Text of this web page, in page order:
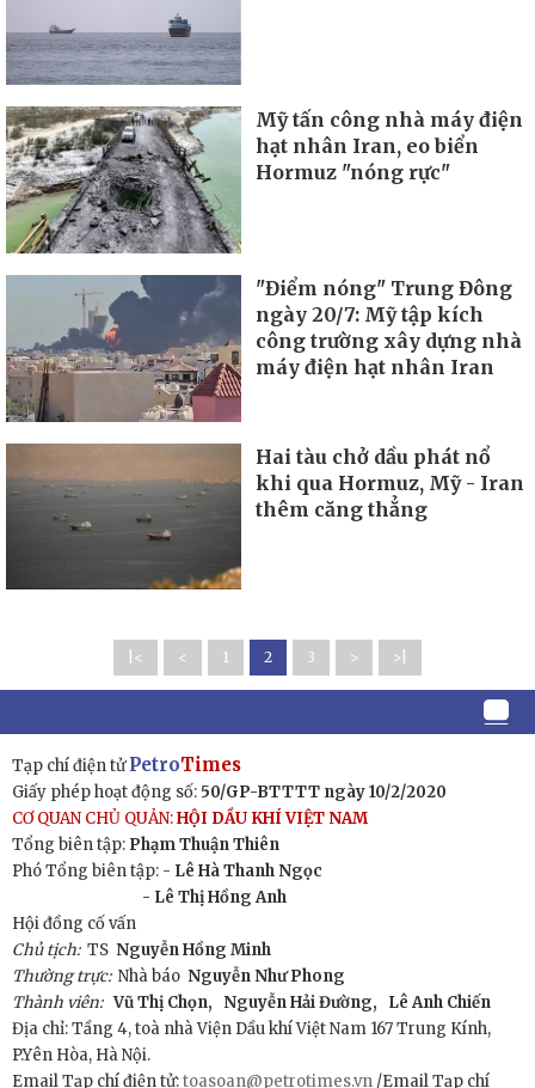
Mỹ tấn công nhà máy điện
hạt nhân Iran, eo biển
Hormuz "nóng rực"
"Điểm nóng" Trung Đông
ngày 20/7: Mỹ tập kích
công trường xây dựng nhà
máy điện hạt nhân Iran
Hai tàu chở dầu phát nổ
khi qua Hormuz, Mỹ - Iran
thêm căng thẳng
|< < 1 2 3 > >|
Tạp chí điện tửPetroTimes
Giấy phép hoạt động số: 50/GP-BTTTT ngày 10/2/2020
CƠ QUAN CHỦ QUẢN:HỘI DẦU KHÍ VIỆT NAM
Tổng biên tập: Phạm Thuận Thiên
Phó Tổng biên tập: - Lê Hà Thanh Ngọc
- Lê Thị Hồng Anh
Hội đồng cố vấn
Chủ tịch:TS Nguyễn Hồng Minh
Thường trực: Nhà báo Nguyễn Như Phong
Thành viên: Vũ Thị Chọn, Nguyễn Hải Đường,
Lê Anh Chiến
Địa chỉ: Tầng 4, toà nhà Viện Dầu khí Việt Nam 167 Trung Kính,
P.Yên Hòa, Hà Nội.
Email Tạp chí điện tử:toasoan@petrotimes.vn /Email Tạp chí